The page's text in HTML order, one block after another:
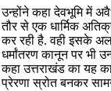
उन्होंने कहा देवभूमि में
तौर से एक धार्मिक
कर रही है. वही इसके
धर्मांतरण कानून पर भी
कहा उत्तराखंड का यह
प्रेरणा स्रोत बनकर